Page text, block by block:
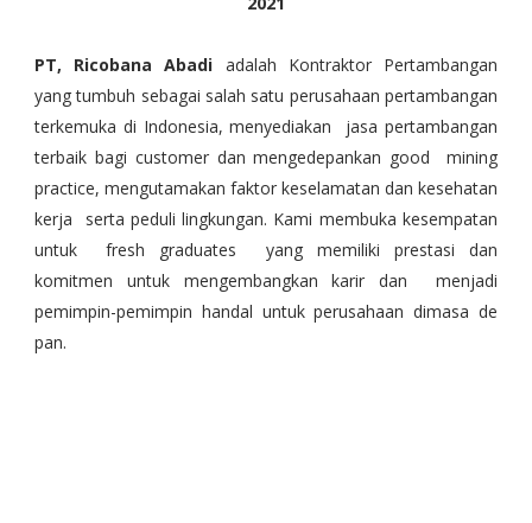
PT, Ricobana Abadi adalah Kontraktor Pertambangan
yang tumbuh sebagai salah satu perusahaan pertambangan
terkemuka di Indonesia, menyediakan jasa pertambangan
terbaik bagi customer dan mengedepankan good mining
practice, mengutamakan faktor keselamatan dan kesehatan
kerja serta peduli lingkungan. Kami membuka kesempatan
untuk fresh graduates yang memiliki prestasi dan
komitmen untuk mengembangkan karir dan menjadi
pemimpin-pemimpin handal untuk perusahaan dimasa de
pan.